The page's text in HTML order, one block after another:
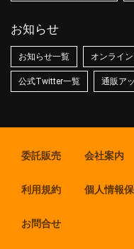
お知らせ
お知らせ一覧 オンライ
公式Twitter一覧 通販ア
委託販売 会社案内
利用規約 個人情報
お問合せ